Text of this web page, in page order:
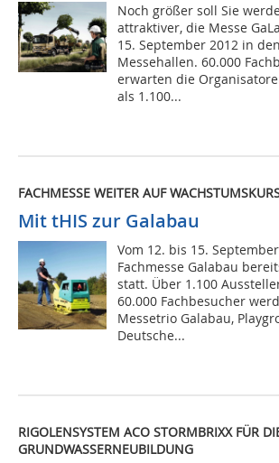
Noch größer soll Sie
attraktiver, die Messe
15. September 2012 in
Messehallen. 60.000
erwarten die
als 1.100...
FACHMESSE WEITER AUF
Mit tHIS zur Galabau
Vom 12. bis 15.
Fachmesse Galabau
statt. Über 1.100
60.000 Fachbesucher
Messetrio Galabau,
Deutsche...
RIGOLENSYSTEM ACO STORMBRIXX FÜR
GRUNDWASSERNEUBILDUNG